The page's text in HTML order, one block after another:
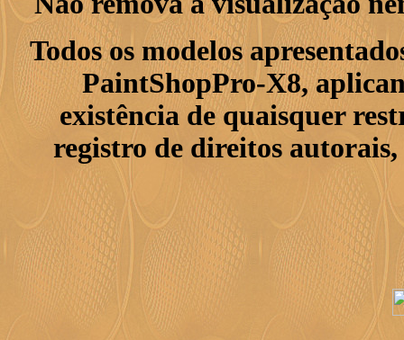
Todos os modelos
PaintShopPro-X8,
existência de quaisquer
registro de direitos